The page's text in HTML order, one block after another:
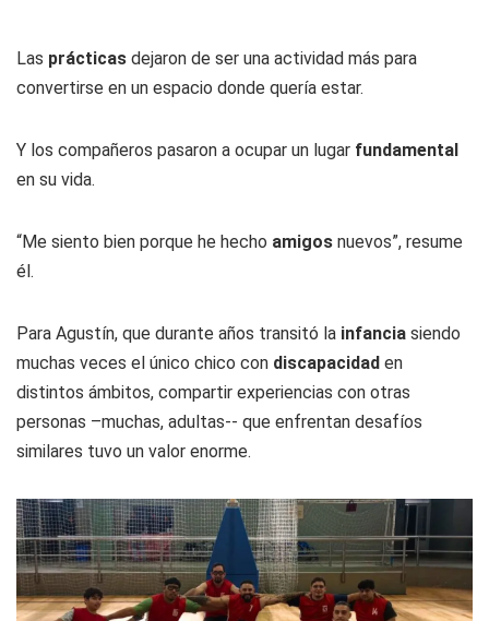
Las prácticas dejaron de ser una actividad más para
convertirse en un espacio donde quería estar.
Y los compañeros pasaron a ocupar un lugar fundamental
en su vida.
“Me siento bien porque he hecho amigos nuevos”, resume
él.
Para Agustín, que durante años transitó la infancia siendo
muchas veces el único chico con discapacidad en
distintos ámbitos, compartir experiencias con otras
personas –muchas, adultas-- que enfrentan desafíos
similares tuvo un valor enorme.